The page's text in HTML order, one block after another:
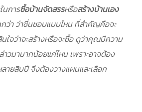
นการซื้อบ้านจัดสรรหรือสร้างบ้านเอง
ว่า ว่าชื่นชอบแบบไหน ที่สำคัญคือจะ
จว่าจะสร้างหรือจะซื้อ ดูว่าคุณมีความ
วมามากน้อยแค่ไหน เพราะอาจต้อง
ายสิบปี จึงต้องวางแผนและเลือก